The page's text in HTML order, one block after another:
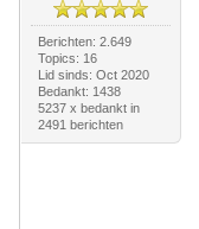
Berichten: 2.649
Topics: 16
Lid sinds: Oct 2020
Bedankt: 1438
5237 x bedankt in
2491 berichten